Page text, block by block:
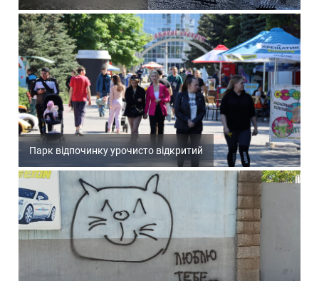
Парк відпочинку урочисто відкритий